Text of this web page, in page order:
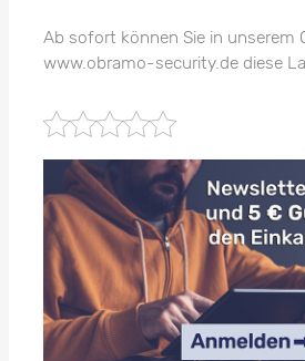
Ab sofort können Sie in unserem
www.obramo-security.de diese